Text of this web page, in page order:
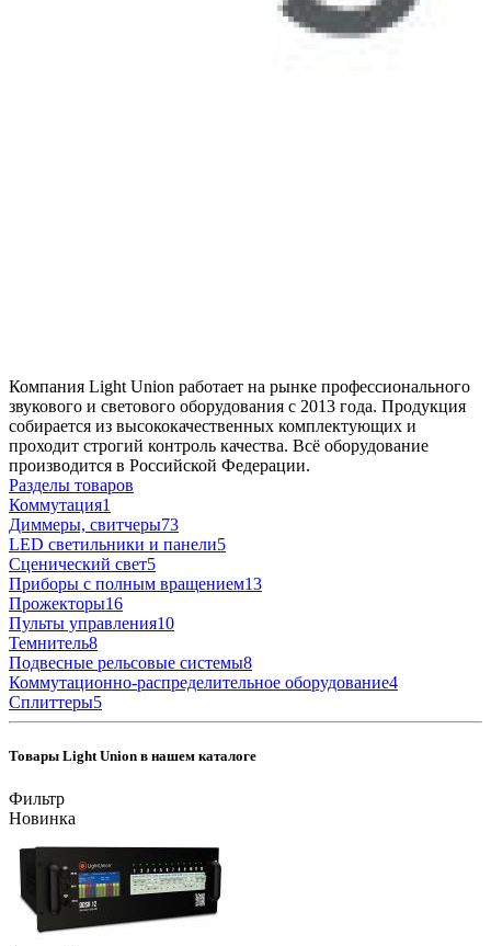
Компания Light Union работает на рынке профессионального
звукового и светового оборудования с 2013 года. Продукция
собирается из высококачественных комплектующих и
проходит строгий контроль качества. Всё оборудование
производится в Российской Федерации.
Разделы товаров
Коммутация1
Диммеры, свитчеры73
LED светильники и панели5
Сценический свет5
Приборы с полным вращением13
Прожекторы16
Пульты управления10
Темнитель8
Подвесные рельсовые системы8
Коммутационно-распределительное оборудование4
Сплиттеры5
Товары Light Union в нашем каталоге
Фильтр
Новинка